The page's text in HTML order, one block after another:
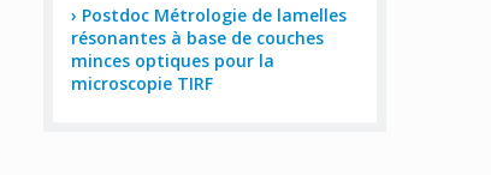
Postdoc Métrologie de lamelles
résonantes à base de couches
minces optiques pour la
microscopie TIRF